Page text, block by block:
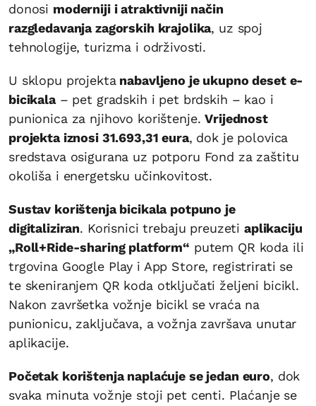
donosi moderniji i atraktivniji način
razgledavanja zagorskih krajolika, uz spoj
tehnologije, turizma i održivosti.
U sklopu projektanabavljeno je ukupno deset e-
bicikala– pet gradskih i pet brdskih – kao i
punionica za njihovo korištenje.Vrijednost
projekta iznosi 31.693,31 eura, dok je polovica
sredstava osigurana uz potporu Fond za zaštitu
okoliša i energetsku učinkovitost.
Sustav korištenja bicikala potpuno je
digitaliziran. Korisnici trebaju preuzeti aplikaciju
„Roll+Ride-sharing platform“ putem QR koda ili
trgovina Google Play i App Store, registrirati se
te skeniranjem QR koda otključati željeni bicikl.
Nakon završetka vožnje bicikl se vraća na
punionicu, zaključava, a vožnja završava unutar
aplikacije.
Početak korištenja naplaćuje se jedan euro, dok
svaka minuta vožnje stoji pet centi. Plaćanje se